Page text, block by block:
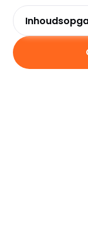
EPS
overzicht